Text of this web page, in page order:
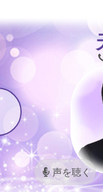
声を聴く